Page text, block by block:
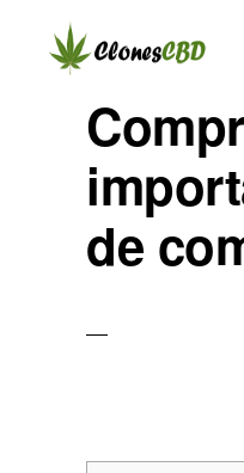
CLONES
CBD
Clones
CBD
de